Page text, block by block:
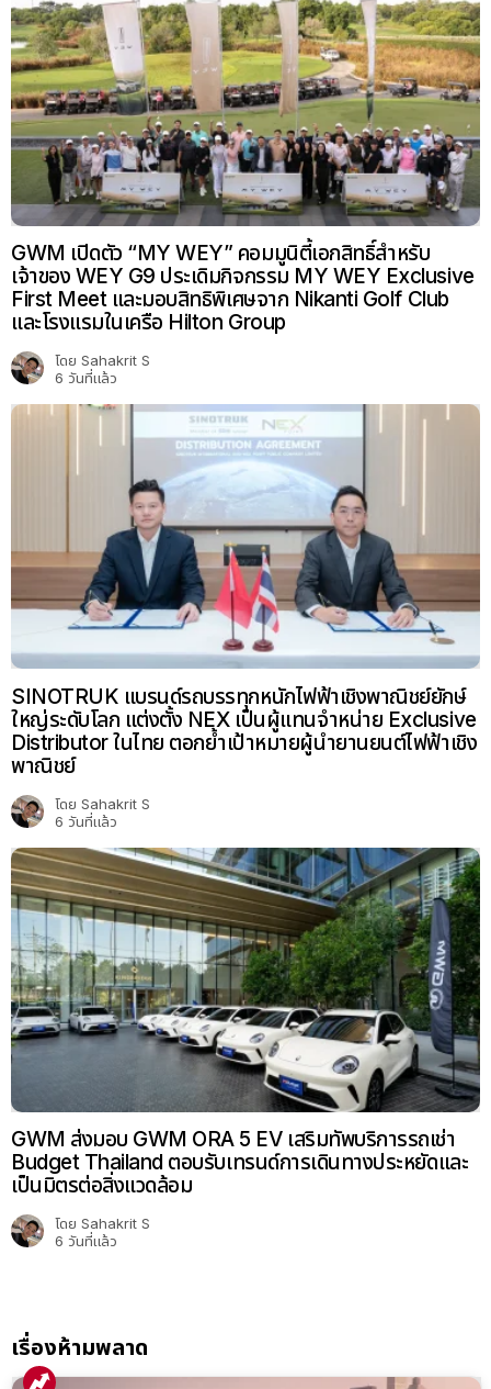
GWM เปิดตัว “MY WEY” คอมมูนิตี้เอกสิทธิ์สำหรับ
เจ้าของ WEY G9 ประเดิมกิจกรรม MY WEY Exclusive
First Meet และมอบสิทธิพิเศษจาก Nikanti Golf Club
และโรงแรมในเครือ Hilton Group
โดย Sahakrit S
6 วันที่แล้ว
SINOTRUK แบรนด์รถบรรทุกหนักไฟฟ้าเชิงพาณิชย์ยักษ์
ใหญ่ระดับโลก แต่งตั้ง NEX เป็นผู้แทนจำหน่าย Exclusive
Distributor ในไทย ตอกย้ำเป้าหมายผู้นำยานยนต์ไฟฟ้าเชิง
พาณิชย์
โดย Sahakrit S
6 วันที่แล้ว
GWM ส่งมอบ GWM ORA 5 EV เสริมทัพบริการรถเช่า
Budget Thailand ตอบรับเทรนด์การเดินทางประหยัดและ
เป็นมิตรต่อสิ่งแวดล้อม
โดย Sahakrit S
6 วันที่แล้ว
เรื่องห้ามพลาด